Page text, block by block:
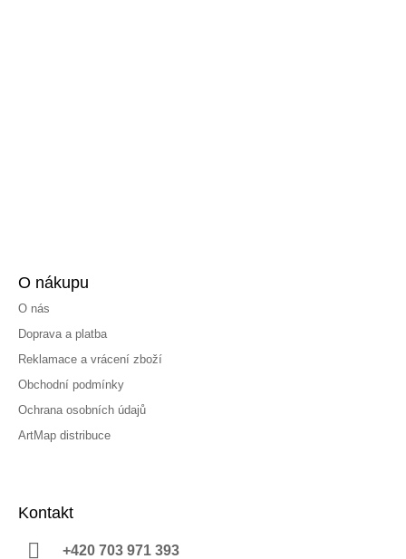
O nákupu
O nás
Doprava a platba
Reklamace a vrácení zboží
Obchodní podmínky
Ochrana osobních údajů
ArtMap distribuce
Kontakt
+420 703 971 393